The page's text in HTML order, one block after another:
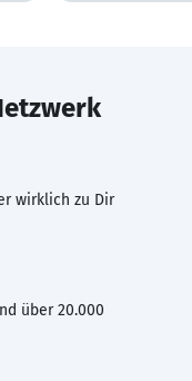
wirklich zu Dir
über 20.000